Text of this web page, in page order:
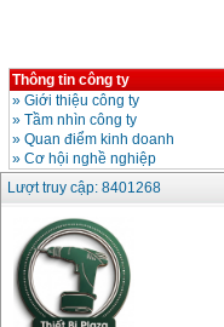
Bảng giá máy khoan
Bosch 2024
Giá:884000VND
Máy khoan Bosch
GBH 2-24RE (790W)
Giá:3062000
Thông tin công ty
» Giới thiệu công ty
» Tầm nhìn công ty
» Quan điểm kinh doanh
» Cơ hội nghề nghiệp
Lượt truy cập: 8401268